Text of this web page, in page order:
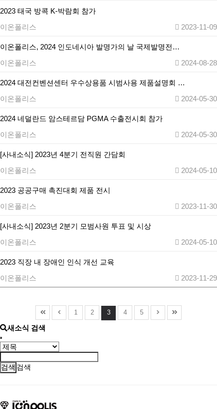
2023 태국 방콕 K-박람회 참가
이온폴리스
2023-11-09
이온폴리스, 2024 인도네시아 발명가의 날 국제발명전…
이온폴리스
2024-08-28
2024 대전컨벤션센터 우수상용품 시범사용 제품설명회 …
이온폴리스
2024-05-30
2024 네덜란드 암스테르담 PGMA 수출전시회 참가
이온폴리스
2024-05-30
[사내소식] 2023년 4분기 전직원 간담회
이온폴리스
2024-05-10
2023 공공구매 촉진대회 제품 전시
이온폴리스
2023-11-30
[사내소식] 2023년 2분기 모범사원 투표 및 시상
이온폴리스
2024-05-10
2023 직장 내 장애인 인식 개선 교육
이온폴리스
2023-11-29
1 2 3 4 5
새소식 검색
검색